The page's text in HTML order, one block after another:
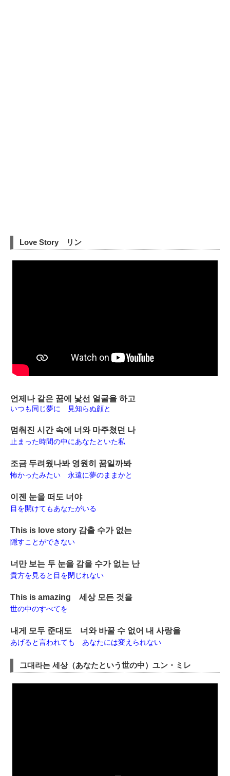
Love Story リン
언제나 같은 꿈에 낯선 얼굴을 하고
いつも同じ夢に 見知らぬ顔と
멈춰진 시간 속에 너와 마주쳤던 나
止まった時間の中にあなたといた私
조금 두려웠나봐 영원히 꿈일까봐
怖かったみたい 永遠に夢のままかと
이젠 눈을 떠도 너야
目を開けてもあなたがいる
This is love story 감출 수가 없는
隠すことができない
너만 보는 두 눈을 감을 수가 없는 난
貴方を見ると目を閉じれない
This is amazing 세상 모든 것을
世の中のすべてを
내게 모두 준대도 너와 바꿀 수 없어 내 사랑을
あげると言われても あなたには変えられない
그대라는 세상（あなたという世の中）ユン・ミレ